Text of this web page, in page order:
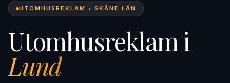
UTOMHUSREKLAM • SKÅNE LÄN
Utomhusreklam i
Lund